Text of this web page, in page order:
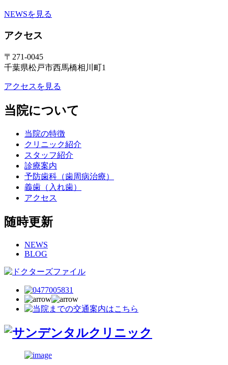
NEWSを見る
アクセス
〒271-0045
千葉県松戸市西馬橋相川町1
アクセスを見る
当院について
当院の特徴
クリニック紹介
スタッフ紹介
診療案内
予防歯科（歯周病治療）
義歯（入れ歯）
アクセス
随時更新
NEWS
BLOG